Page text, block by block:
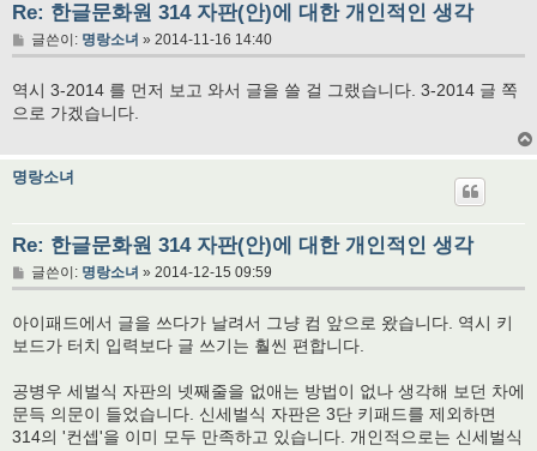
Re: 한글문화원 314 자판(안)에 대한 개인적인 생각
글
글쓴이: 명랑소녀 » 2014-11-16 14:40
역시 3-2014 를 먼저 보고 와서 글을 쓸 걸 그랬습니다. 3-2014 글 쪽
으로 가겠습니다.
명랑소녀
Re: 한글문화원 314 자판(안)에 대한 개인적인 생각
글
글쓴이: 명랑소녀 » 2014-12-15 09:59
아이패드에서 글을 쓰다가 날려서 그냥 컴 앞으로 왔습니다. 역시 키
보드가 터치 입력보다 글 쓰기는 훨씬 편합니다.
공병우 세벌식 자판의 넷째줄을 없애는 방법이 없나 생각해 보던 차에
문득 의문이 들었습니다. 신세벌식 자판은 3단 키패드를 제외하면
314의 '컨셉'을 이미 모두 만족하고 있습니다. 개인적으로는 신세벌식